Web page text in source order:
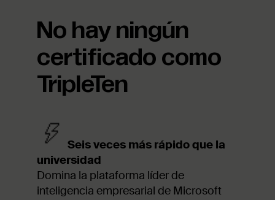
No hay ningún
certificado como
TripleTen
Seis veces más rápido que la
universidad
Domina la plataforma líder de
inteligencia empresarial de Microsoft